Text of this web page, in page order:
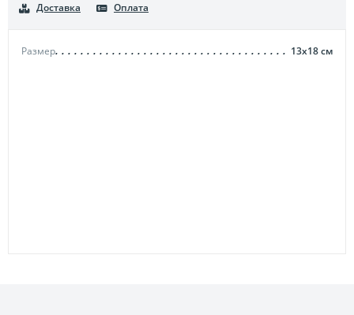
Размер 13х18см
Доставка
Оплата